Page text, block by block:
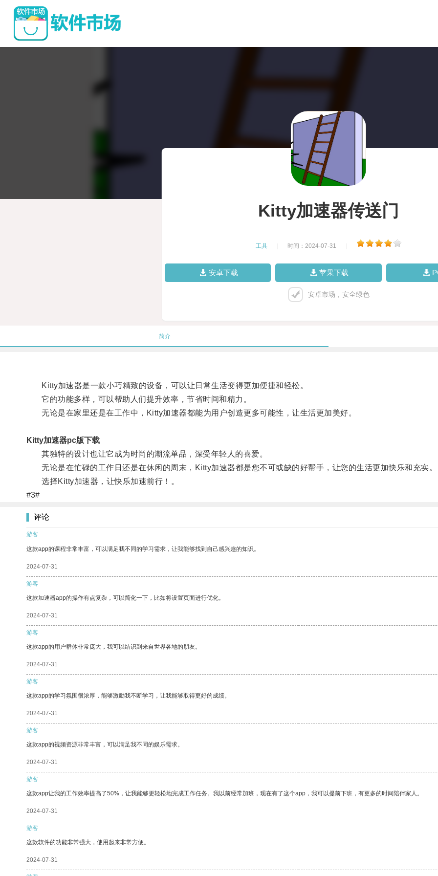
Kitty加速器传送门
工具 时间：2024-07-31
安卓下载 苹果下载
安卓市场，安全绿色
简介
Kitty加速器是一款小巧精致的设备，可以让日常生活变得更加便捷和轻松。
它的功能多样，可以帮助人们提升效率，节省时间和精力。
无论是在家里还是在工作中，Kitty加速器都能为用户创造更多可能性，让生活更加美好。
Kitty加速器pc版下载
其独特的设计也让它成为时尚的潮流单品，深受年轻人的喜爱。
无论是在忙碌的工作日还是在休闲的周末，Kitty加速器都是您不可或缺的好帮手，让您的生活更加快乐和充实。
选择Kitty加速器，让快乐加速前行！。
#3#
评论
游客
这款app的课程非常丰富，可以满足我不同的学习需求，让我能够找到自己感兴趣的知识。
2024-07-31
游客
这款加速器app的操作有点复杂，可以简化一下，比如将设置页面进行优化。
2024-07-31
游客
这款app的用户群体非常庞大，我可以结识到来自世界各地的朋友。
2024-07-31
游客
这款app的学习氛围很浓厚，能够激励我不断学习，让我能够取得更好的成绩。
2024-07-31
游客
这款app的视频资源非常丰富，可以满足我不同的娱乐需求。
2024-07-31
游客
这款app让我的工作效率提高了50%，让我能够更轻松地完成工作任务。我以前经常加班，现在有了这个app，我可以提前下班，有更多的时间陪伴家人。
2024-07-31
游客
这款软件的功能非常强大，使用起来非常方便。
2024-07-31